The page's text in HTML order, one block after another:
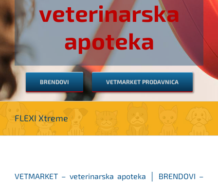
veterinarska
apoteka
BRENDOVI VETMARKET PRODAVNICA
FLEXI Xtreme
VETMARKET – veterinarska apoteka │ BRENDOVI –